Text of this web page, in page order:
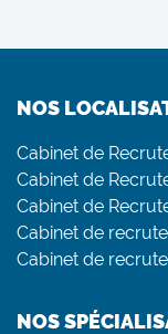
NOS
Cabinet de
Cabinet de
Cabinet de
Cabinet de
Cabinet de
NOS